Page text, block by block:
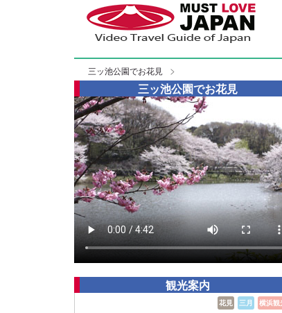
三ッ池公園でお花見
三ッ池公園でお花見
観光案内
横浜観
三月
花見